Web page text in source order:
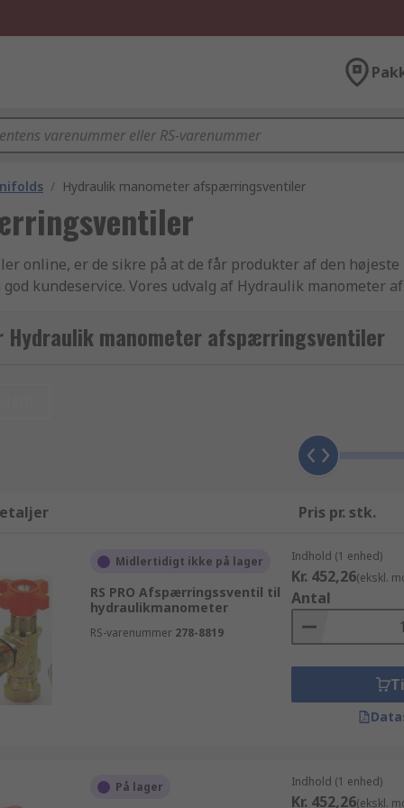
/ Hydraulik manometer afspærringsventiler
online, er de sikre på at de får produkter af den
kundeservice. Vores udvalg af Hydraulik
manometer afspærringsventiler produkter, når du har
på Hydraulik manometer afspærringsventiler
Hydraulikventiler og manifolders produkter, og vi
partier og bruger mere end 10.000 kr, kan du nyde
afspærringsventiler, kan du bestille yderligere
produkter inkluderer Pneumatik, hydraulik og
effektivt. Hvis du har brug for information eller hjælp til
mærker der kan købes online, går fra
manometer afspærringsventiler søgning, så de
manometer afspærringsventiler
Pris pr. stk.
Midlertidigt ikke på lager
RS PRO Afspærringssventil til
hydraulikmanometer
RS-varenummer 278-8819
Indhold (1 enhed)
Kr. 452,26(ekskl.
Antal
På lager Indhold (1 enhed)
Kr. 452,26(ekskl.